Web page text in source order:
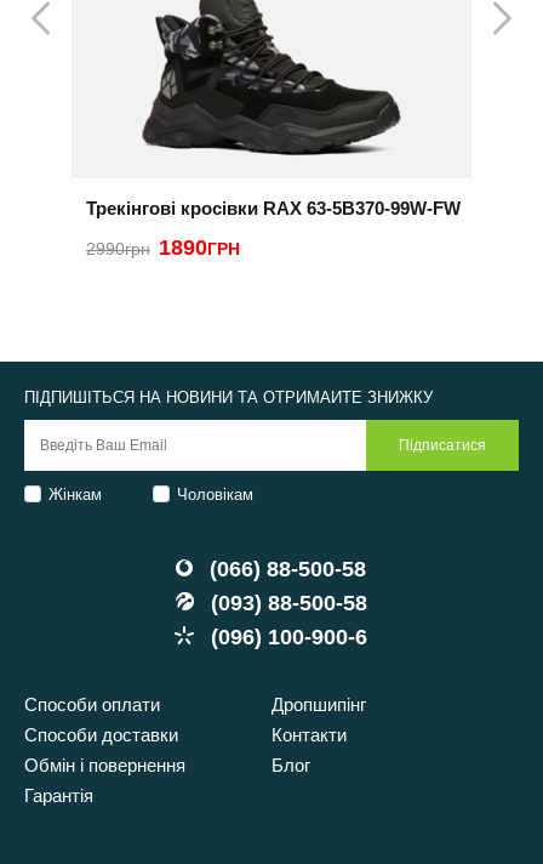
Трекінгові кросівки RAX 63-5B370-99W-FW
2990грн 1890ГРН
(066) 88-500-58
(093) 88-500-58
(096) 100-900-6
Способи оплати
Способи доставки
Обмін і повернення
Гарантія
Дропшипінг
Контакти
Блог
ПІДПИШІТЬСЯ НА НОВИНИ ТА ОТРИМАЙТЕ ЗНИЖКУ
Жінкам Чоловікам